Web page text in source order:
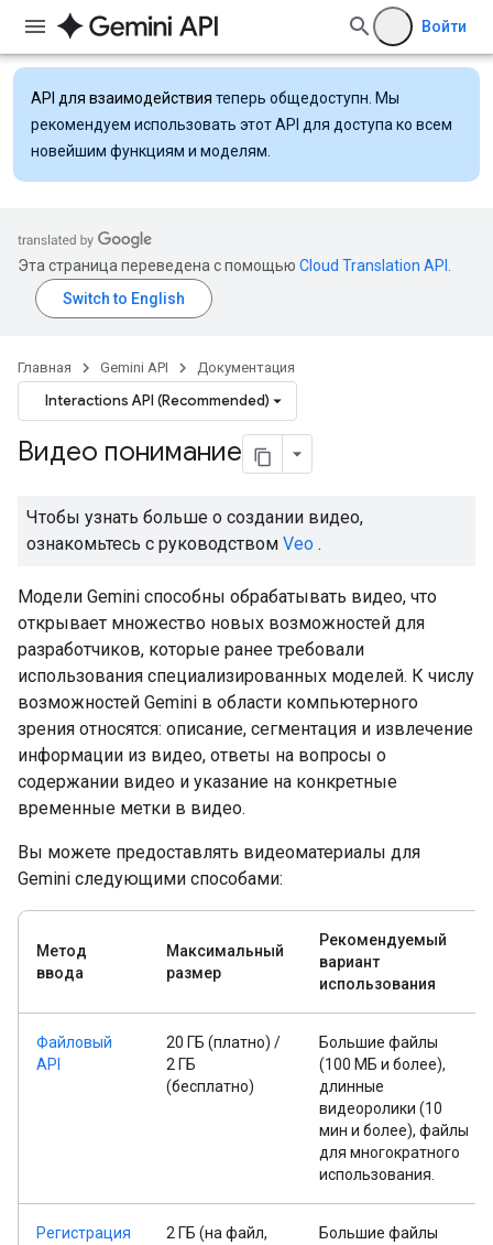
Войти
API для взаимодействия теперь общедоступн. Мы
рекомендуем использовать этот API для доступа ко всем
новейшим функциям и моделям.
Эта страница переведена с помощью Cloud Translation API
Главная Gemini API Документация
Interactions API (Recommended)
Видео понимание
Чтобы узнать больше о создании видео,
ознакомьтесь с руководством Veo .
Модели Gemini способны обрабатывать видео, что
открывает множество новых возможностей для
разработчиков, которые ранее требовали
использования специализированных моделей. К числу
возможностей Gemini в области компьютерного
зрения относятся: описание, сегментация и извлечение
информации из видео, ответы на вопросы о
содержании видео и указание на конкретные
временные метки в видео.
Вы можете предоставлять видеоматериалы для
Gemini следующими способами:
Метод
ввода
Максимальный
размер
Рекомендуемый
вариант
использования
Файловый
API
20 ГБ (платно) /
2 ГБ
(бесплатно)
Большие файлы
(100 МБ и более),
длинные
видеоролики (10
мин и более), файлы
для многократного
использования.
Регистрация
2 ГБ (на файл,
Большие файлы